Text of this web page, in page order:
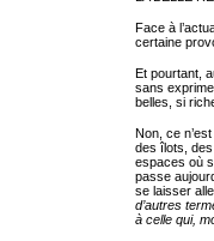
Face à
certaine
Et pourtant,
sans
belles, si
Non, ce
des îlots,
espaces où
passe
se laisser
d’autres
à celle qui,